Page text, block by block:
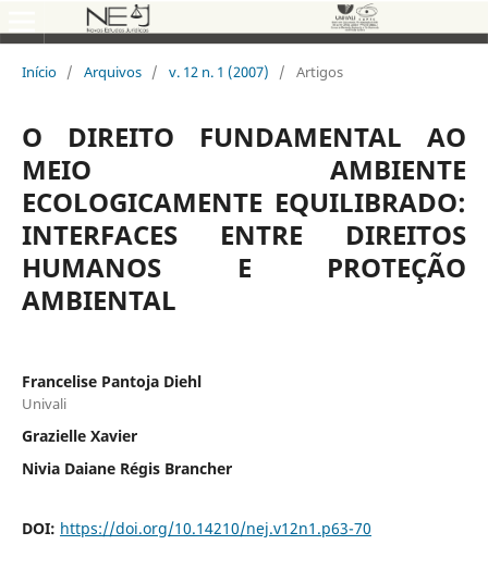
Início / Arquivos / v. 12 n. 1 (2007) / Artigos
O DIREITO FUNDAMENTAL AO
MEIO AMBIENTE
ECOLOGICAMENTE EQUILIBRADO:
INTERFACES ENTRE DIREITOS
HUMANOS E PROTEÇÃO
AMBIENTAL
Francelise Pantoja Diehl
Univali
Grazielle Xavier
Nivia Daiane Régis Brancher
DOI: https://doi.org/10.14210/nej.v12n1.p63-70